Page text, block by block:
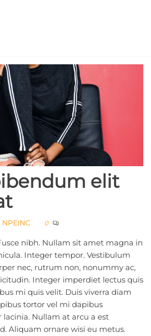
elit
NPEINC 0
nibh. Nullam sit amet magna in
Integer tempor. Vestibulum
nec, rutrum non, nonummy ac,
Integer imperdiet lectus quis
mi quis velit. Duis viverra diam
tortor vel mi dapibus
Nullam at arcu a est
Aliquam ornare wisi eu metus.